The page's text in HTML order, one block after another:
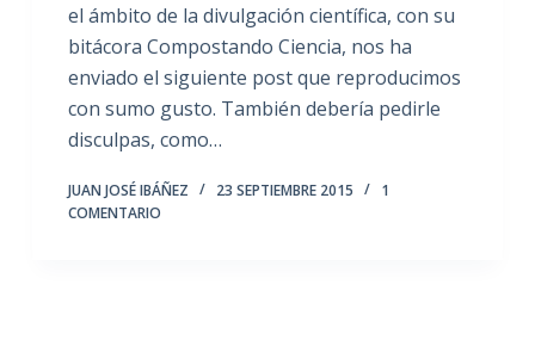
el ámbito de la divulgación científica, con su
bitácora Compostando Ciencia, nos ha
enviado el siguiente post que reproducimos
con sumo gusto. También debería pedirle
disculpas, como…
JUAN JOSÉ IBÁÑEZ 23 SEPTIEMBRE 2015
1
COMENTARIO